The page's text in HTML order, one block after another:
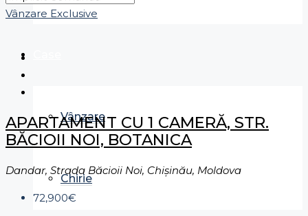
Vânzare
Chirie
Vânzare Exclusive
APARTAMENT CU 1 CAMERĂ, STR.
BĂCIOII NOI, BOTANICA
Dandar, Strada Băcioii Noi, Chișinău, Moldova
72,900€